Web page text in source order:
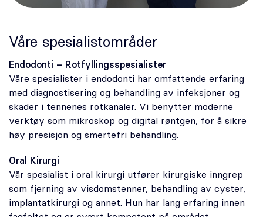
Våre spesialistområder
Endodonti – Rotfyllingsspesialister
Våre spesialister i endodonti har omfattende erfaring
med diagnostisering og behandling av infeksjoner og
skader i tennenes rotkanaler. Vi benytter moderne
verktøy som mikroskop og digital røntgen, for å sikre
høy presisjon og smertefri behandling.
Oral Kirurgi
Vår spesialist i oral kirurgi utfører kirurgiske inngrep
som fjerning av visdomstenner, behandling av cyster,
implantatkirurgi og annet. Hun har lang erfaring innen